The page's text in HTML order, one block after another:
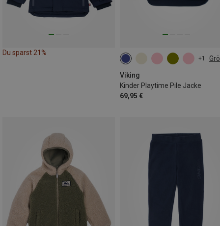
Du sparst 21%
+1
Viking
Kinder Playtime Pile Jacke
69,95 €